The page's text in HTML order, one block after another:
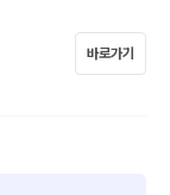
바로가기